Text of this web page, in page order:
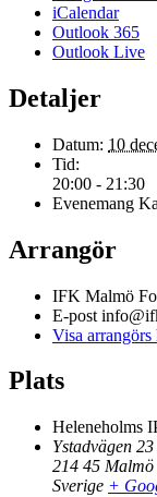
iCalendar
Outlook 365
Outlook Live
Detaljer
Datum: 10
Tid:
20:00 - 21:30
Evenemang
Arrangör
IFK Malmö
E-post
Visa arrangörs
Plats
Heleneholms
Ystadvägen
214 45 Malmö
Sverige +